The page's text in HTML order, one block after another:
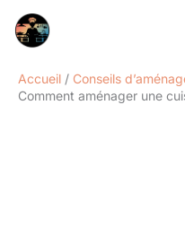
Accueil
Conseils
Comment aménager une
Rechercher